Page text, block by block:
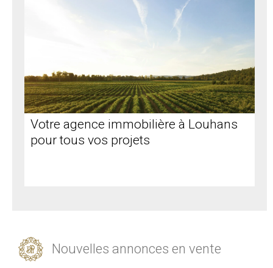
Votre agence immobilière à Louhans
pour tous vos projets
Nouvelles annonces en vente